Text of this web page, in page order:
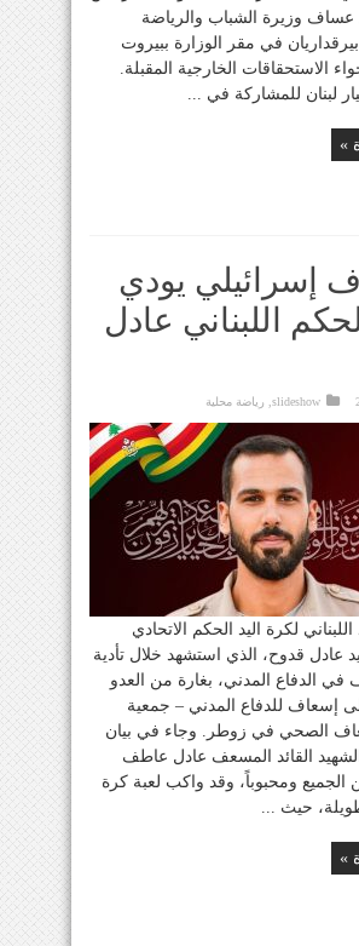
عساف وزيرة الشباب والرياضة
بيرقداريان في مقر الوزارة ببيروت
الاستحقاقات الخارجية المقبلة.
لبنان للمشاركة في ...
»
إسرائيلي يودي
اللبناني عادل
slideshow رياضة محلية
لكرة اليد الحكم الاتحادي
عادل قدوح، الذي استشهد خلال تأدية
الدفاع المدني، بغارة من العدو
إسعاف للدفاع المدني – جمعية
الصحي في زوطر. وجاء في بيان
الشهيد القائد المسعف عادل عاطف
الجميع ومحبوباً، وقد واكب لعبة كرة
حيث ...
»